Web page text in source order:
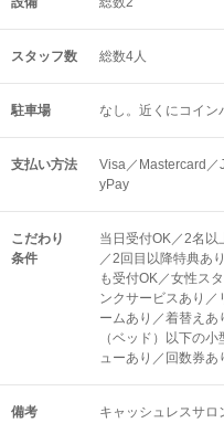
スタッフ数 総数4人
駐車場 なし。近くにコイン
支払い方法
Visa／Mastercard
yPay
こだわり
条件
当日受付OK／2名以
／2回目以降特典あ
も受付OK／女性ス
ンクサービスあり
ームあり／着替え
（ベッド）以下の
ューあり／回数券あ
備考
キャッシュレスサ